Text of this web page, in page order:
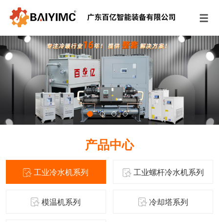
产品中心
工业冷水机系列 工业螺杆冷水机系列
模温机系列 冷却塔系列